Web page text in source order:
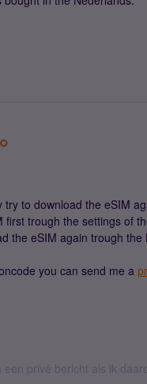
try to download the eSIM
first trough the settings of
the eSIM again trough the
you can send me a
een privé bericht als ik